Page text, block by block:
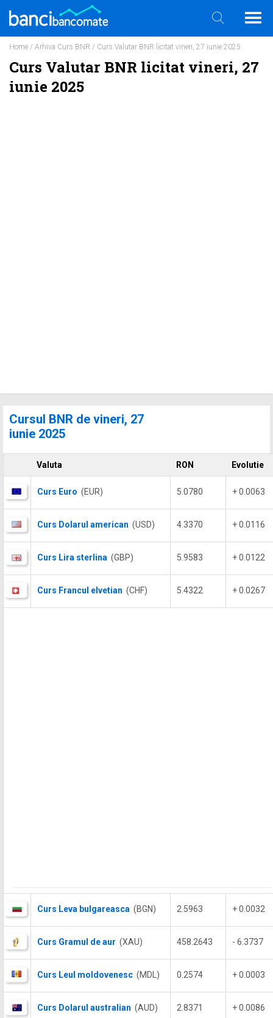
Home / Arhiva Curs BNR / Curs Valutar BNR licitat vineri, 27 iunie 2025
Curs Valutar BNR licitat vineri, 27
iunie 2025
Cursul BNR de vineri, 27
iunie 2025
Valuta RON Evolutie
Curs Euro (EUR) 5.0780 + 0.0063
Curs Dolarul american (USD) 4.3370 + 0.0116
Curs Lira sterlina (GBP) 5.9583 + 0.0122
Curs Francul elvetian (CHF) 5.4322 + 0.0267
Curs Leva bulgareasca (BGN) 2.5963 + 0.0032
Curs Gramul de aur (XAU) 458.2643 - 6.3737
Curs Leul moldovenesc (MDL) 0.2574 + 0.0003
Curs Dolarul australian (AUD) 2.8371 + 0.0086